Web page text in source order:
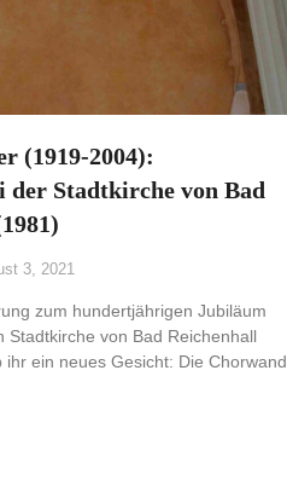
(1919-2004):
der Stadtkirche von Bad
3, 2021
zum hundertjährigen Jubiläum
Stadtkirche von Bad Reichenhall
ihr ein neues Gesicht: Die Chorwand